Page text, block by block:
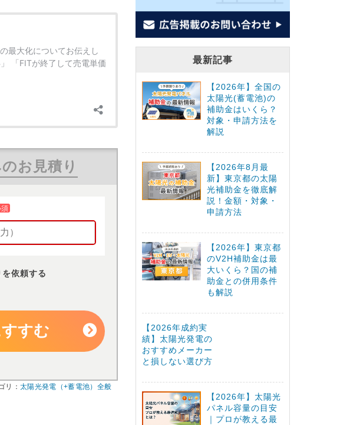
お見積り
須
依頼する
すむ
リ： 太陽光発電（+蓄電池）全般
最新記事
【2026年】全国の
太陽光(蓄電池)の
補助金はいくら？
対象・申請方法を
解説
【2026年8月最
新】東京都の太陽
光補助金を徹底解
説！金額・対象・
申請方法
【2026年】東京都
のV2H補助金は最
大いくら？国の補
助金との併用条件
も解説
【2026年成約実
績】太陽光発電の
おすすめメーカー
と損しない選び方
【2026年】太陽光
パネル容量の目安
｜プロが教える最